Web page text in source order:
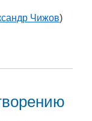
Чижов)